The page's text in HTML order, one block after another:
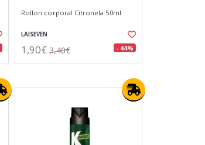
Rollon corporal Citronela 50ml
LAISEVEN
1,90€ 3,40€ - 44%